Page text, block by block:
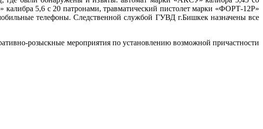
5,6 с 20 патронами, травматический пистолет марки «ФОРТ-12Р»
телефоны. Следственной службой ГУВД г.Бишкек назначены все
розыскные мероприятия по установлению возможной причастности